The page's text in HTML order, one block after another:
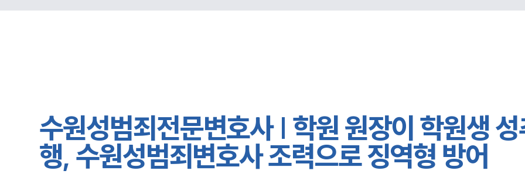
수원성범죄전문변호사 | 학원 원장이 학원생
행, 수원성범죄변호사 조력으로 징역형 방어